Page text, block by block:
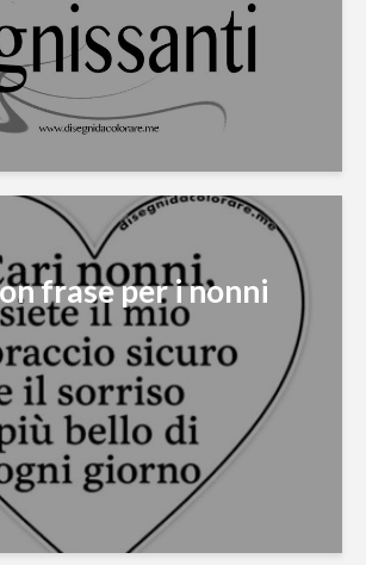
frase per i nonni